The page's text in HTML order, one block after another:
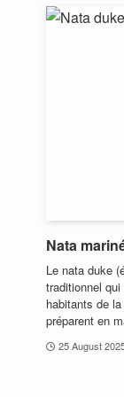
Nata
Le nata duke
traditionnel
habitants de
préparent en
25 August